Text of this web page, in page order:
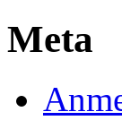
Meta